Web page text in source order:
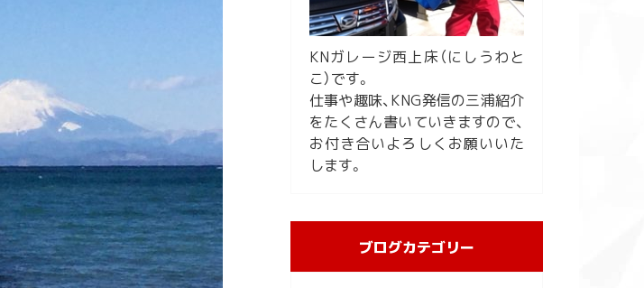
KNガレージ西上床（にしうわと
こ）です。
仕事や趣味、KNG発信の三浦紹介
をたくさん書いていきますので、
お付き合いよろしくお願いいた
します。
ブログカテゴリー